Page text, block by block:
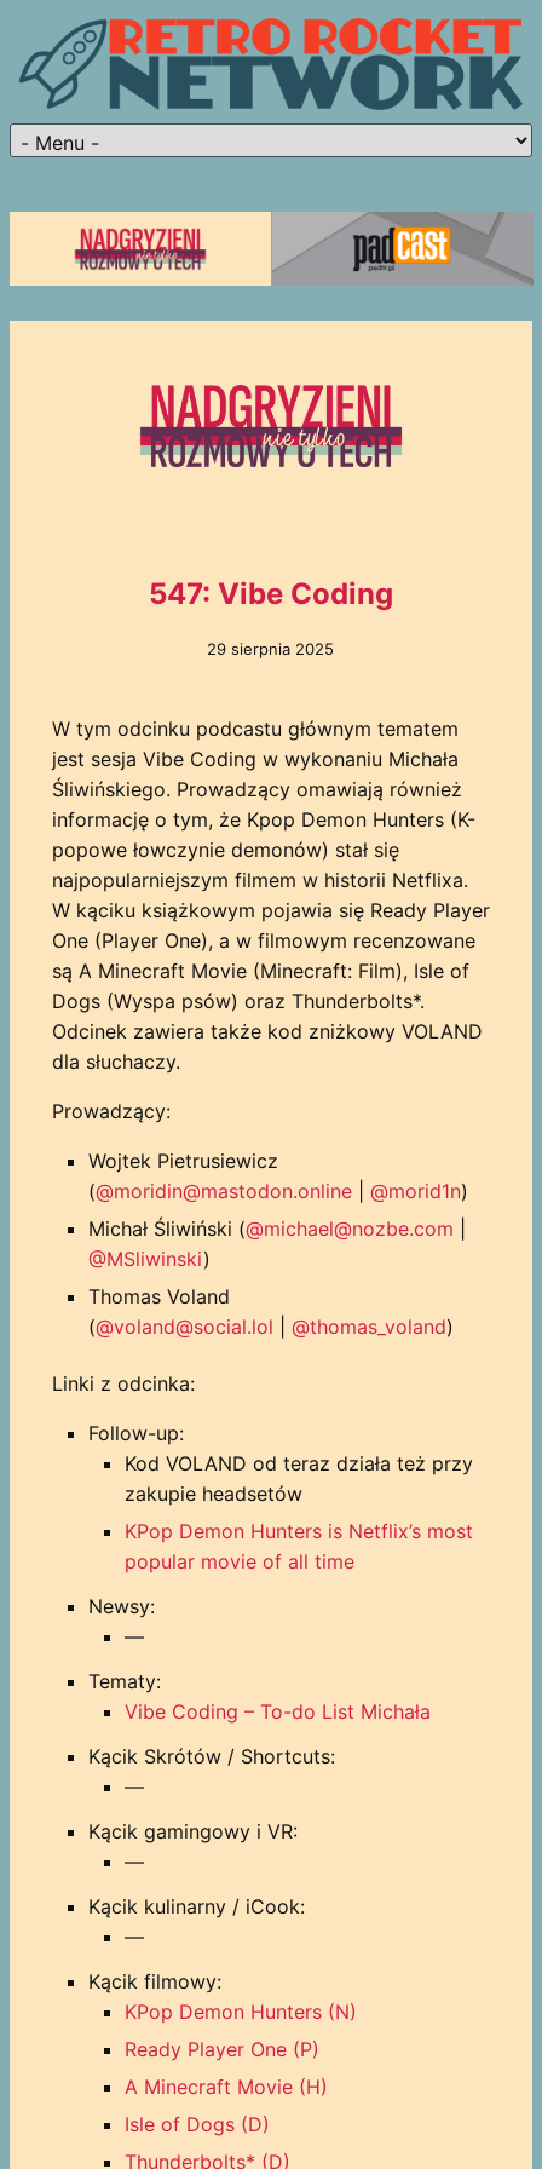
547: Vibe Coding
29 sierpnia 2025
W tym odcinku podcastu głównym tematem
jest sesja Vibe Coding w wykonaniu Michała
Śliwińskiego. Prowadzący omawiają również
informację o tym, że Kpop Demon Hunters (K-
popowe łowczynie demonów) stał się
najpopularniejszym filmem w historii Netflixa.
W kąciku książkowym pojawia się Ready Player
One (Player One), a w filmowym recenzowane
są A Minecraft Movie (Minecraft: Film), Isle of
Dogs (Wyspa psów) oraz Thunderbolts*.
Odcinek zawiera także kod zniżkowy VOLAND
dla słuchaczy.
Prowadzący:
Wojtek Pietrusiewicz
(@moridin@mastodon.online| @morid1n)
Michał Śliwiński (@michael@nozbe.com
@MSliwinski)
Thomas Voland
(@voland@social.lol @thomas_voland)
Linki z odcinka:
Follow-up:
Kod VOLAND od teraz działa też przy
zakupie headsetów
KPop Demon Hunters is Netflix’s most
popular movie of all time
Newsy:
—
Tematy:
Vibe Coding – To-do List Michała
Kącik Skrótów / Shortcuts:
—
Kącik gamingowy i VR:
—
Kącik kulinarny / iCook:
—
Kącik filmowy:
KPop Demon Hunters (N)
Ready Player One (P)
A Minecraft Movie (H)
Isle of Dogs (D)
Thunderbolts* (D)